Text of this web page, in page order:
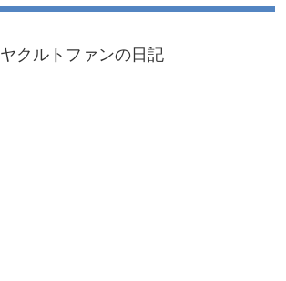
ヤクルトファンの日記